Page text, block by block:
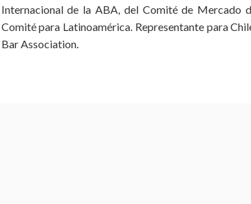
Internacional de la ABA, del Comité de Mercado
Comité para Latinoamérica. Representante para
Bar Association.